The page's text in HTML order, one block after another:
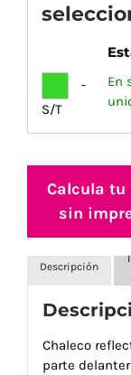
-
S/T
En
Calcula tu
sin
Descripción
Chaleco
parte